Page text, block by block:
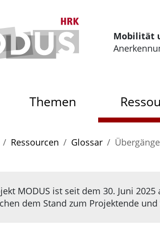
Mobilität
der HRK Modus
Themen
Ressourcen Glossar Übergänge
MODUS ist seit dem 30. Juni
dem Stand zum Projektende